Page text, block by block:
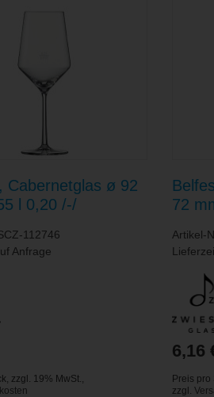
Cabernetglas ø 92
l 0,20 /-/
112746
Anfrage
zzgl. 19% MwSt.
72
Artikel-
6,16
Preis pro
zzgl.